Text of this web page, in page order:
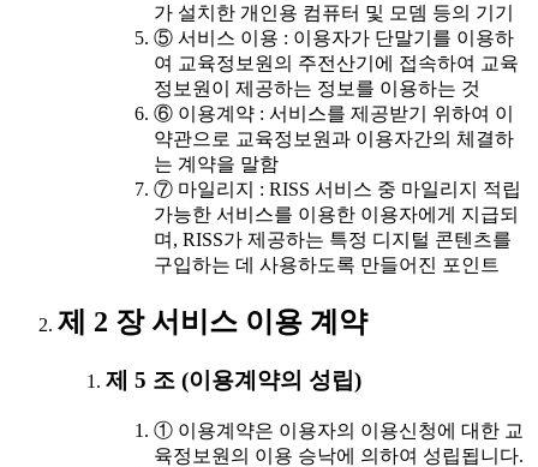
가 설치한 개인용 컴퓨터 및 모뎀 등의 기기
⑤ 서비스 이용 : 이용자가 단말기를 이용하
여 교육정보원의 주전산기에 접속하여 교육
정보원이 제공하는 정보를 이용하는 것
⑥ 이용계약 : 서비스를 제공받기 위하여 이
약관으로 교육정보원과 이용자간의 체결하
는 계약을 말함
⑦ 마일리지 : RISS 서비스 중 마일리지 적립
가능한 서비스를 이용한 이용자에게 지급되
며, RISS가 제공하는 특정 디지털 콘텐츠를
구입하는 데 사용하도록 만들어진 포인트
제 2 장 서비스 이용 계약
제 5 조 (이용계약의 성립)
① 이용계약은 이용자의 이용신청에 대한 교
육정보원의 이용 승낙에 의하여 성립됩니다.